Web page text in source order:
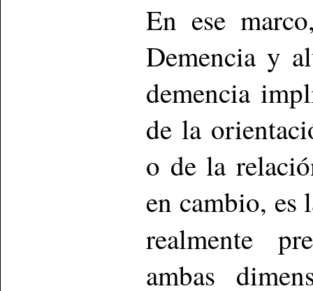
En ese
Demencia y
demencia
de la
o de la
en cambio, es
realmente
ambas